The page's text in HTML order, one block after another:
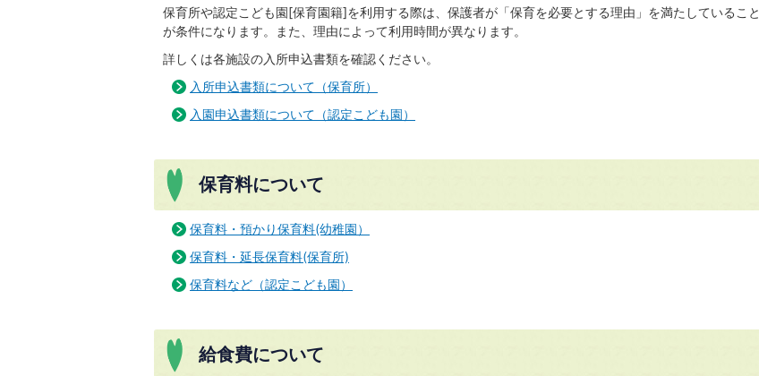
保育所や認定こども園[保育園籍]を利用する際は、保護者が「保育を必要とする理由」を満たしていること
が条件になります。また、理由によって利用時間が異なります。
詳しくは各施設の入所申込書類を確認ください。
入所申込書類について（保育所）
入園申込書類について（認定こども園）
保育料について
保育料・預かり保育料(幼稚園）
保育料・延長保育料(保育所)
保育料など（認定こども園）
給食費について